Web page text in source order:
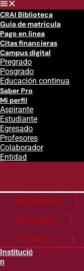
CRAI Biblioteca
Guía de matrícula
Pago en línea
Citas financieras
Campus digital
Pregrado
Posgrado
Educación continua
Saber Pro
Mi perfil
Aspirante
Estudiante
Egresado
Profesores
Colaborador
Entidad
Citas financieras
Guía de matricula
Pago en línea
Institució
n